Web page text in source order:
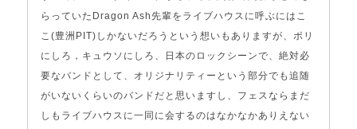
らっていたDragon Ash先輩をライブハウスに呼ぶにはこ
こ(豊洲PIT)しかないだろうという想いもありますが、ポリ
にしろ，キュウソにしろ、日本のロックシーンで、絶対必
要なバンドとして、オリジナリティーという部分でも追随
がいないくらいのバンドだと思いますし、フェスならまだ
しもライブハウスに一同に会するのはなかなかありえない